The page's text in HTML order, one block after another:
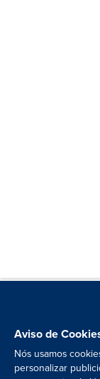
Aviso de
Nós usamos
personalizar